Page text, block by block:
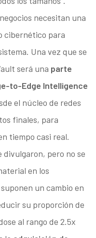
necesitan una
cibernético para
Una vez que se
será una parte
to-Edge Intelligence
el núcleo de redes
finales, para
tiempo casi real.
divulgaron, pero no se
en los
un cambio en
su proporción de
al rango de 2.5x